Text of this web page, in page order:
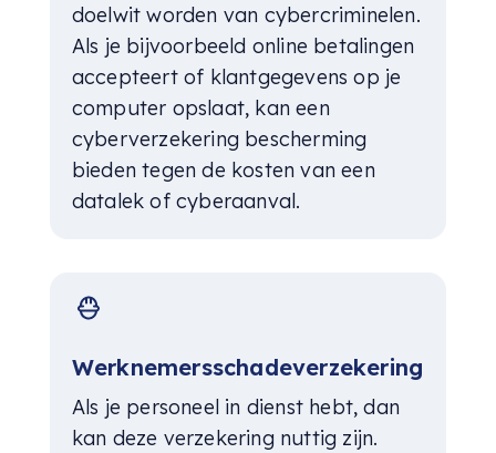
doelwit worden van cybercriminelen.
Als je bijvoorbeeld online betalingen
accepteert of klantgegevens op je
computer opslaat, kan een
cyberverzekering bescherming
bieden tegen de kosten van een
datalek of cyberaanval.
Werknemersschadeverzekering
Als je personeel in dienst hebt, dan
kan deze verzekering nuttig zijn.